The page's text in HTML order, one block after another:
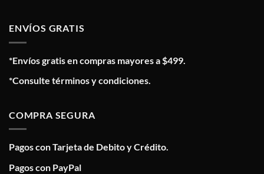
ENVÍOS GRATIS
*Envíos gratis en compras mayores a $499.
*Consulte términos y condiciones.
COMPRA SEGURA
Pagos con Tarjeta de Debito y Crédito.
Pagos con PayPal